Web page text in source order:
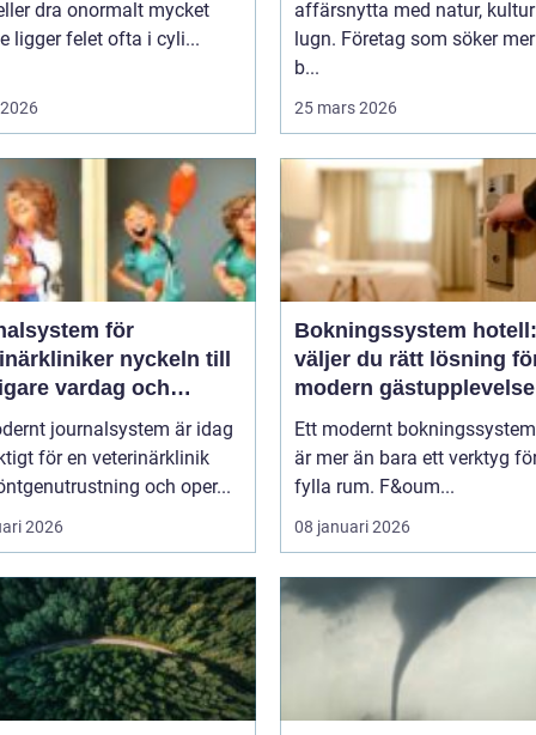
dra onormalt mycket
ligger felet ofta i cyli...
affärsnytta med natur,
lugn. Företag som söker
b...
25 mars 2026
för
nyckeln till
vardag och
vård
journalsystem är idag
för en veterinärklinik
och oper...
2026
Bokningssystem
väljer du rätt lösning
modern gästupplevelse
Ett modernt
är mer än bara ett verktyg
fylla rum. F&oum...
08 januari 2026